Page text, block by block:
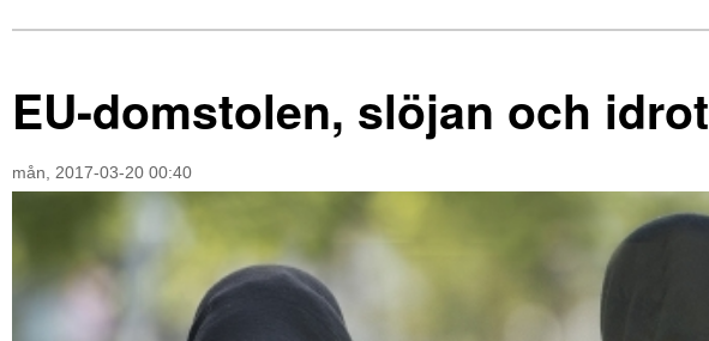
EU-domstolen, slöjan och
mån, 2017-03-20 00:40